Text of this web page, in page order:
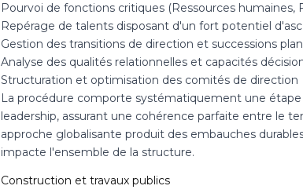
Pourvoi de fonctions critiques (Ressources
Repérage de talents disposant d'un fort potentiel
Gestion des transitions de direction et successions
Analyse des qualités relationnelles et capacités
Structuration et optimisation des comités de direction
La procédure comporte systématiquement une
leadership, assurant une cohérence parfaite entre le
approche globalisante produit des embauches
impacte l'ensemble de la structure.
Construction et travaux publics